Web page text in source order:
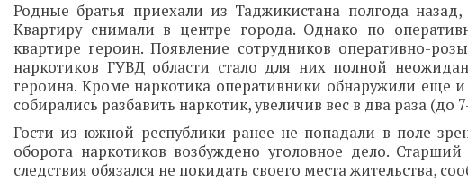
Родные братья приехали из Таджикистана полгода назад,
Квартиру снимали в центре города. Однако по
квартире героин. Появление сотрудников оперативно-
наркотиков ГУВД области стало для них полной
героина. Кроме наркотика оперативники обнаружили
собирались разбавить наркотик, увеличив вес в два раза (до
Гости из южной республики ранее не попадали в поле
оборота наркотиков возбуждено уголовное дело.
следствия обязался не покидать своего места жительства,